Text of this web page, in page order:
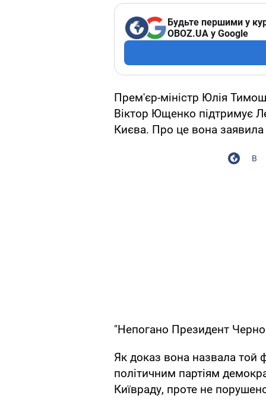
Будьте першими у
OBOZ.UA у Google
Прем'єр-міністр Юлія
Віктор Ющенко підтримує
Києва. Про це вона заявила
"Непогано Президент
Як доказ вона назвала
політичним партіям
Київраду, проте не